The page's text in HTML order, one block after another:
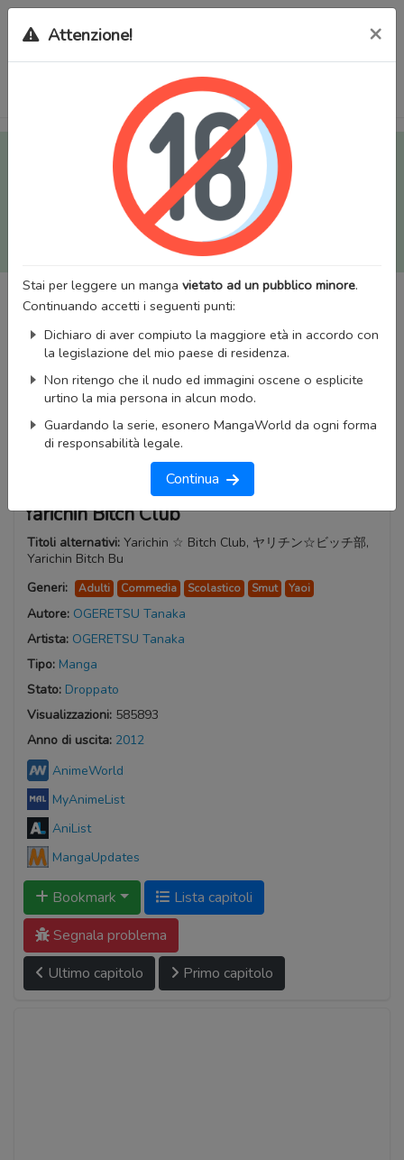
Tutti i Doujinshi e Manga per adulti (+18) sono stati trasferiti
sul nostro nuovo sito (
mangaworldadult.net
); invece, per i
Manga classici, puoi utilizzare
MangaWorld
Potrai effettuare illogincon il tuo account di MangaWorld
tutti i dati sono condivisi tra i due siti,
perderai alcun dato, inclusi bookmarks e premium
Attenzione! ×
Stai per leggere un manga vietato ad un pubblico minore.
Continuando accetti i seguenti punti:
Dichiaro di aver compiuto la maggiore età in accordo con
la legislazione del mio paese di residenza.
Non ritengo che il nudo ed immagini oscene o esplicite
urtino la mia persona in alcun modo.
Guardando la serie, esonero MangaWorld da ogni forma
di responsabilità legale.
Continua
Yarichin Bitch Club
Titoli alternativi: Yarichin ☆ Bitch Club, ヤリチン☆ビッチ部,
Yarichin Bitch Bu
Generi:
Adulti Commedia Scolastico Smut Yaoi
Autore: OGERETSU Tanaka
Artista: OGERETSU Tanaka
Tipo: Manga
Stato: Droppato
Visualizzazioni: 585893
Anno di uscita: 2012
AnimeWorld
MyAnimeList
AniList
MangaUpdates
Bookmark
Lista capitoli
Segnala problema
Ultimo capitolo
Primo capitolo